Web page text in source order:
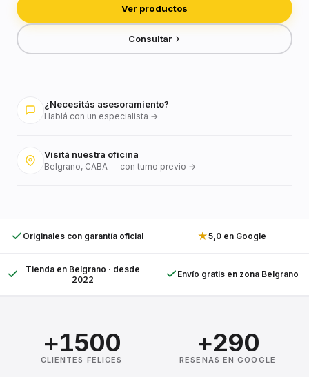
Ver productos
Consultar
¿Necesitás asesoramiento?
Hablá con un especialista →
Visitá nuestra oficina
Belgrano, CABA — con turno previo →
Originales con garantía oficial ★5,0 en Google
Tienda en Belgrano · desde
2022
Envío gratis en zona Belgrano
+1500
CLIENTES FELICES
+290
RESEÑAS EN GOOGLE